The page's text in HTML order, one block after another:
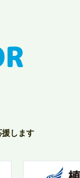
援します